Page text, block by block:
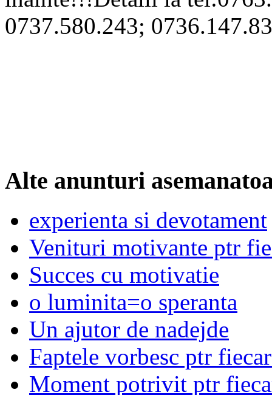
0737.580.243;
Alte anunturi
experienta si devotament
Venituri motivante ptr
Succes cu motivatie
o luminita=o speranta
Un ajutor de nadejde
Faptele vorbesc ptr
Moment potrivit ptr